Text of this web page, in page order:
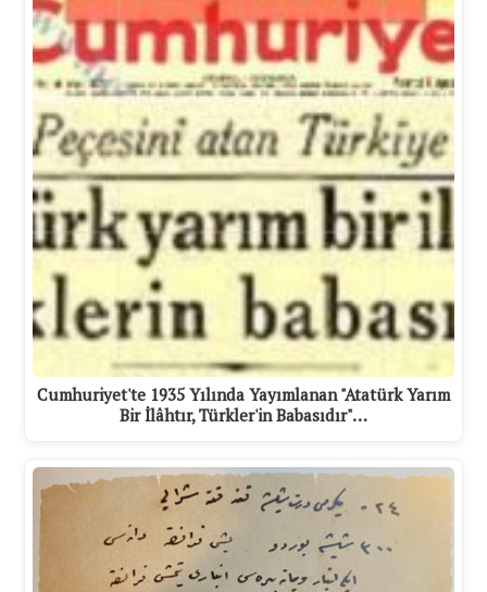
Cumhuriyet'te 1935 Yılında Yayımlanan "Atatürk Yarım
Bir İlâhtır, Türkler'in Babasıdır"…